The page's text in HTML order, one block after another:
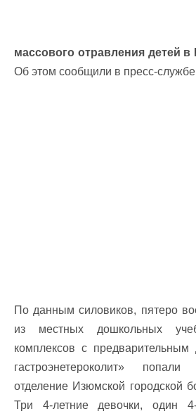
массового отравления детей
Об этом сообщили в пресс-
По данным силовиков, пятеро
из местных дошкольных
комплексов с предварительным
гастроэнетероколит»
отделение Изюмской городской
Три 4-летние девочки, один